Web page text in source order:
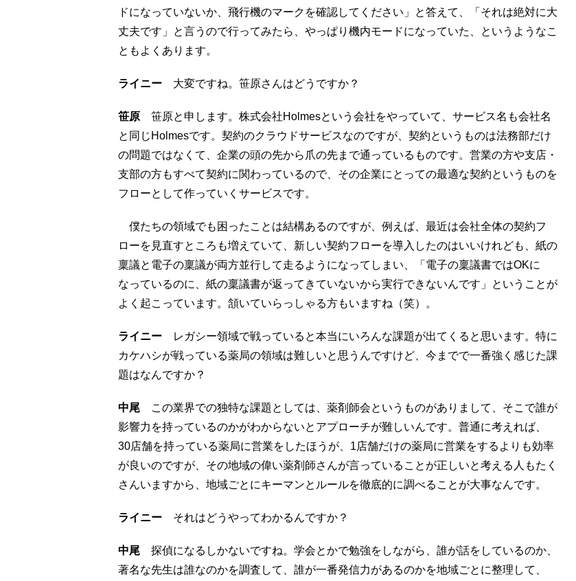
ドになっていないか、飛行機のマークを確認してください」と答えて、「それは絶対に大
丈夫です」と言うので行ってみたら、やっぱり機内モードになっていた、というようなこ
ともよくあります。
ライニー 大変ですね。笹原さんはどうですか？
笹原 笹原と申します。株式会社Holmesという会社をやっていて、サービス名も会社名
と同じHolmesです。契約のクラウドサービスなのですが、契約というものは法務部だけ
の問題ではなくて、企業の頭の先から爪の先まで通っているものです。営業の方や支店・
支部の方もすべて契約に関わっているので、その企業にとっての最適な契約というものを
フローとして作っていくサービスです。
僕たちの領域でも困ったことは結構あるのですが、例えば、最近は会社全体の契約フ
ローを見直すところも増えていて、新しい契約フローを導入したのはいいけれども、紙の
稟議と電子の稟議が両方並行して走るようになってしまい、「電子の稟議書ではOKに
なっているのに、紙の稟議書が返ってきていないから実行できないんです」ということが
よく起こっています。頷いていらっしゃる方もいますね（笑）。
ライニー レガシー領域で戦っていると本当にいろんな課題が出てくると思います。特に
カケハシが戦っている薬局の領域は難しいと思うんですけど、今までで一番強く感じた課
題はなんですか？
中尾 この業界での独特な課題としては、薬剤師会というものがありまして、そこで誰が
影響力を持っているのかがわからないとアプローチが難しいんです。普通に考えれば、
30店舗を持っている薬局に営業をしたほうが、1店舗だけの薬局に営業をするよりも効率
が良いのですが、その地域の偉い薬剤師さんが言っていることが正しいと考える人もたく
さんいますから、地域ごとにキーマンとルールを徹底的に調べることが大事なんです。
ライニー それはどうやってわかるんですか？
中尾 探偵になるしかないですね。学会とかで勉強をしながら、誰が話をしているのか、
著名な先生は誰なのかを調査して、誰が一番発信力があるのかを地域ごとに整理して、